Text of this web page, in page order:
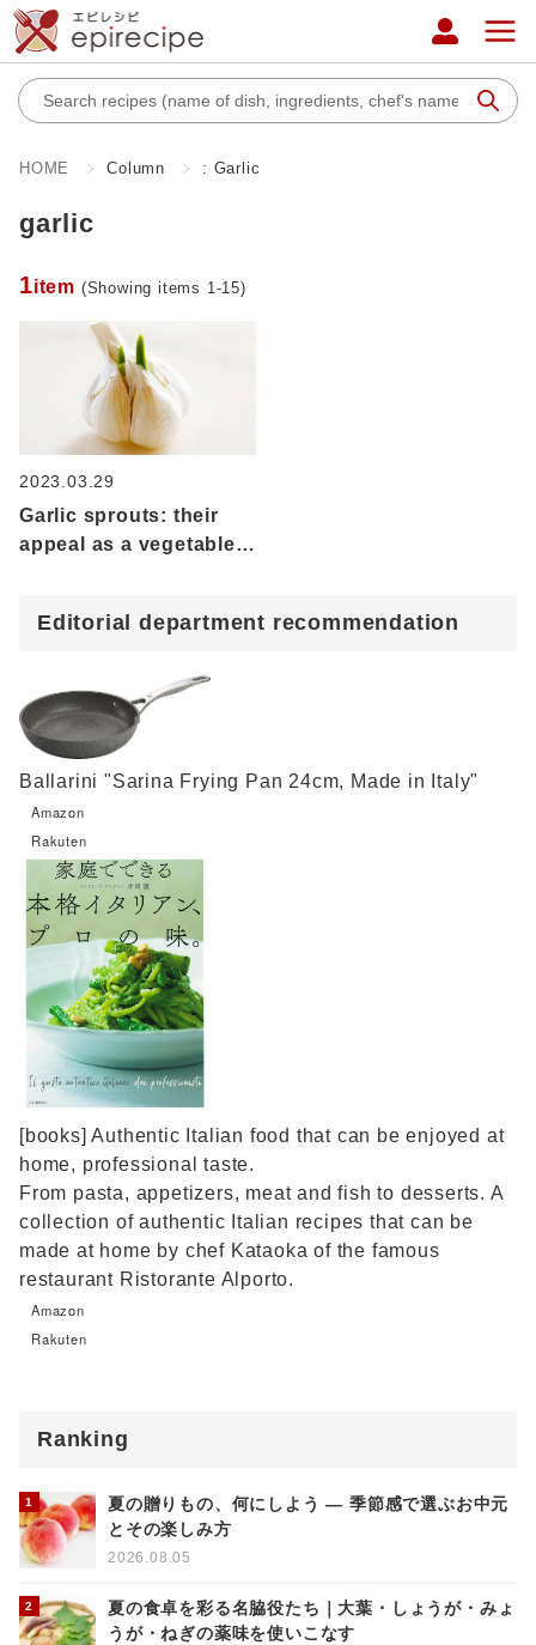
HOME Column : Garlic
garlic
1item (Showing items 1-15)
2023.03.29
Garlic sprouts: their
appeal as a vegetable
Editorial department recommendation
Ballarini "Sarina Frying Pan 24cm, Made in Italy"
Amazon
Rakuten
[books] Authentic Italian food that can be enjoyed at
home, professional taste.
From pasta, appetizers, meat and fish to desserts. A
collection of authentic Italian recipes that can be
made at home by chef Kataoka of the famous
restaurant Ristorante Alporto.
Amazon
Rakuten
Ranking
夏の贈りもの、何にしよう ― 季節感で選ぶお中元
とその楽しみ方
2026.08.05
夏の食卓を彩る名脇役たち｜大葉・しょうが・みょ
うが・ねぎの薬味を使いこなす